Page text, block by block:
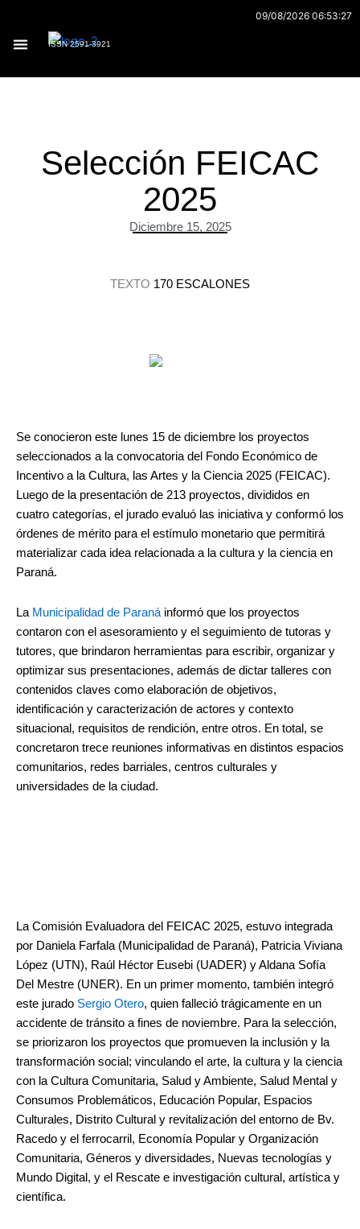
contenido
09/08/2026 06:53:27
ISSN 2591-3921
Selección FEICAC
2025
Diciembre 15, 2025
TEXTO 170 ESCALONES
Se conocieron este lunes 15 de diciembre los proyectos
seleccionados a la convocatoria del Fondo Económico de
Incentivo a la Cultura, las Artes y la Ciencia 2025 (FEICAC).
Luego de la presentación de 213 proyectos, divididos en
cuatro categorías, el jurado evaluó las iniciativa y conformó los
órdenes de mérito para el estímulo monetario que permitirá
materializar cada idea relacionada a la cultura y la ciencia en
Paraná.
La Municipalidad de Paraná informó que los proyectos
contaron con el asesoramiento y el seguimiento de tutoras y
tutores, que brindaron herramientas para escribir, organizar y
optimizar sus presentaciones, además de dictar talleres con
contenidos claves como elaboración de objetivos,
identificación y caracterización de actores y contexto
situacional, requisitos de rendición, entre otros. En total, se
concretaron trece reuniones informativas en distintos espacios
comunitarios, redes barriales, centros culturales y
universidades de la ciudad.
La Comisión Evaluadora del FEICAC 2025, estuvo integrada
por Daniela Farfala (Municipalidad de Paraná), Patricia Viviana
López (UTN), Raúl Héctor Eusebi (UADER) y Aldana Sofía
Del Mestre (UNER). En un primer momento, también integró
este jurado Sergio Otero, quien falleció trágicamente en un
accidente de tránsito a fines de noviembre. Para la selección,
se priorizaron los proyectos que promueven la inclusión y la
transformación social; vinculando el arte, la cultura y la ciencia
con la Cultura Comunitaria, Salud y Ambiente, Salud Mental y
Consumos Problemáticos, Educación Popular, Espacios
Culturales, Distrito Cultural y revitalización del entorno de Bv.
Racedo y el ferrocarril, Economía Popular y Organización
Comunitaria, Géneros y diversidades, Nuevas tecnologías y
Mundo Digital, y el Rescate e investigación cultural, artística y
científica.